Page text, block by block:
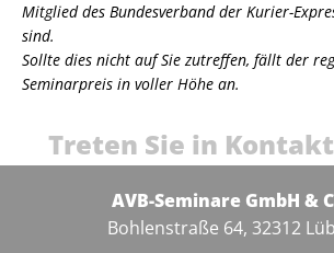
Mitglied des Bundesverband der Kurier-
sind.
Sollte dies nicht auf Sie zutreffen, fällt der
Seminarpreis in voller Höhe an.
Treten Sie in
AVB-Seminare GmbH &
Bohlenstraße 64, 32312